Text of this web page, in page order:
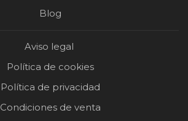
Blog
Aviso legal
Política de cookies
Política de privacidad
Condiciones de venta